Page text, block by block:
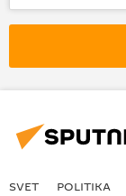
SVET POLITIKA